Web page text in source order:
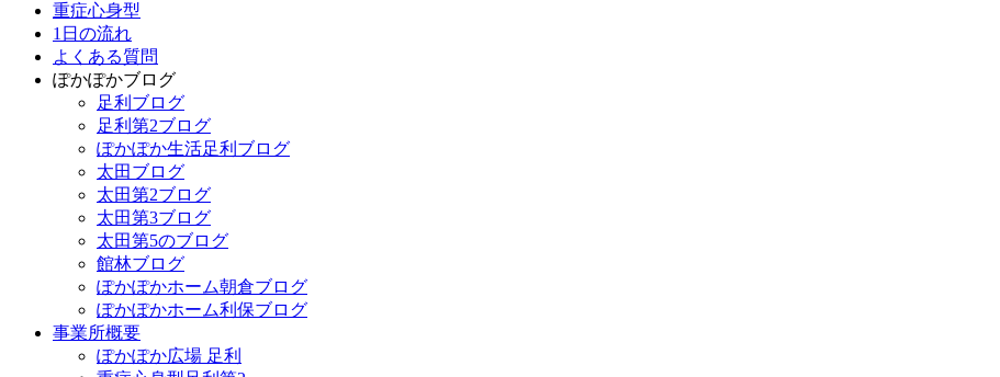
重症心身型
1日の流れ
よくある質問
ぽかぽかブログ
足利ブログ
足利第2ブログ
ぽかぽか生活足利ブログ
太田ブログ
太田第2ブログ
太田第3ブログ
太田第5のブログ
館林ブログ
ぽかぽかホーム朝倉ブログ
ぽかぽかホーム利保ブログ
事業所概要
ぽかぽか広場 足利